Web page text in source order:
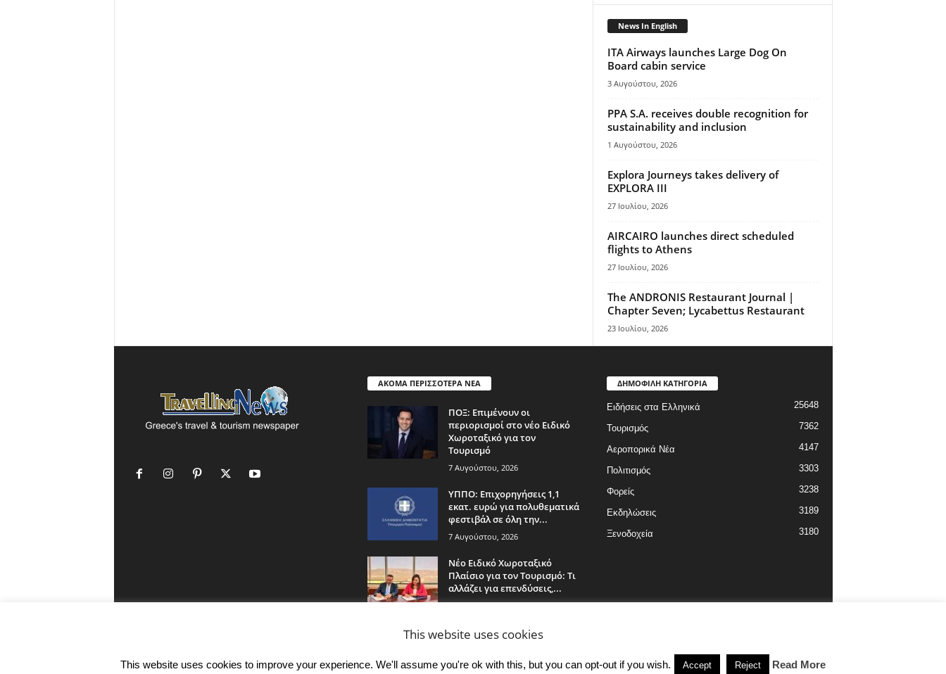
News In English
ITA Airways launches Large Dog On
Board cabin service
3 Αυγούστου, 2026
PPA S.A. receives double recognition for
sustainability and inclusion
1 Αυγούστου, 2026
Explora Journeys takes delivery of
EXPLORA III
27 Ιουλίου, 2026
AIRCAIRO launches direct scheduled
flights to Athens
27 Ιουλίου, 2026
The ANDRONIS Restaurant Journal |
Chapter Seven; Lycabettus Restaurant
23 Ιουλίου, 2026
ΑΚΟΜΑ ΠΕΡΙΣΣΟΤΕΡΑ ΝΕΑ
ΠΟΞ: Επιμένουν οι
περιορισμοί στο νέο Ειδικό
Χωροταξικό για τον
Τουρισμό
7 Αυγούστου, 2026
ΥΠΠΟ: Επιχορηγήσεις 1,1
εκατ. ευρώ για πολυθεματικά
φεστιβάλ σε όλη την...
7 Αυγούστου, 2026
Νέο Ειδικό Χωροταξικό
Πλαίσιο για τον Τουρισμό: Τι
αλλάζει για επενδύσεις,...
7 Αυγούστου, 2026
ΔΗΜΟΦΙΛΗ ΚΑΤΗΓΟΡΙΑ
Ειδήσεις στα Ελληνικά 25648
Τουρισμός 7362
Αεροπορικά Νέα 4147
Πολιτισμός 3303
Φορείς 3238
Εκδηλώσεις 3189
Ξενοδοχεία 3180
©
This website uses cookies
This website uses cookies to improve your experience. We'll assume you're ok with this, but you can opt-out if you wish. Accept Reject Read More